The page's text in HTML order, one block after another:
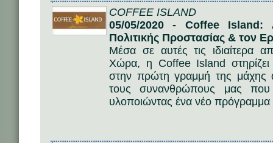
COFFEE ISLAND
05/05/2020 - Coffee Island:
Πολιτικής Προστασίας & τον
Μέσα σε αυτές τις ιδιαίτερα
Χώρα, η Coffee Island
στην πρώτη γραμμή της μάχης
τους συνανθρώπους μας που
υλοποιώντας ένα νέο